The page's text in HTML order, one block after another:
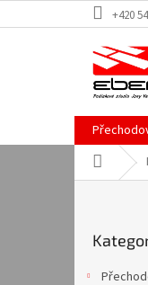
na
+420
Domů
kategorie